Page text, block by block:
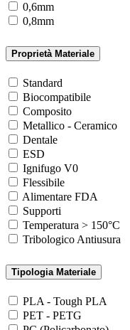
0,6mm
0,8mm
Proprietà Materiale
Standard
Biocompatibile
Composito
Metallico - Ceramico
Dentale
ESD
Ignifugo V0
Flessibile
Alimentare FDA
Supporti
Temperatura > 150°C
Tribologico Antiusura
Tipologia Materiale
PLA - Tough PLA
PET - PETG